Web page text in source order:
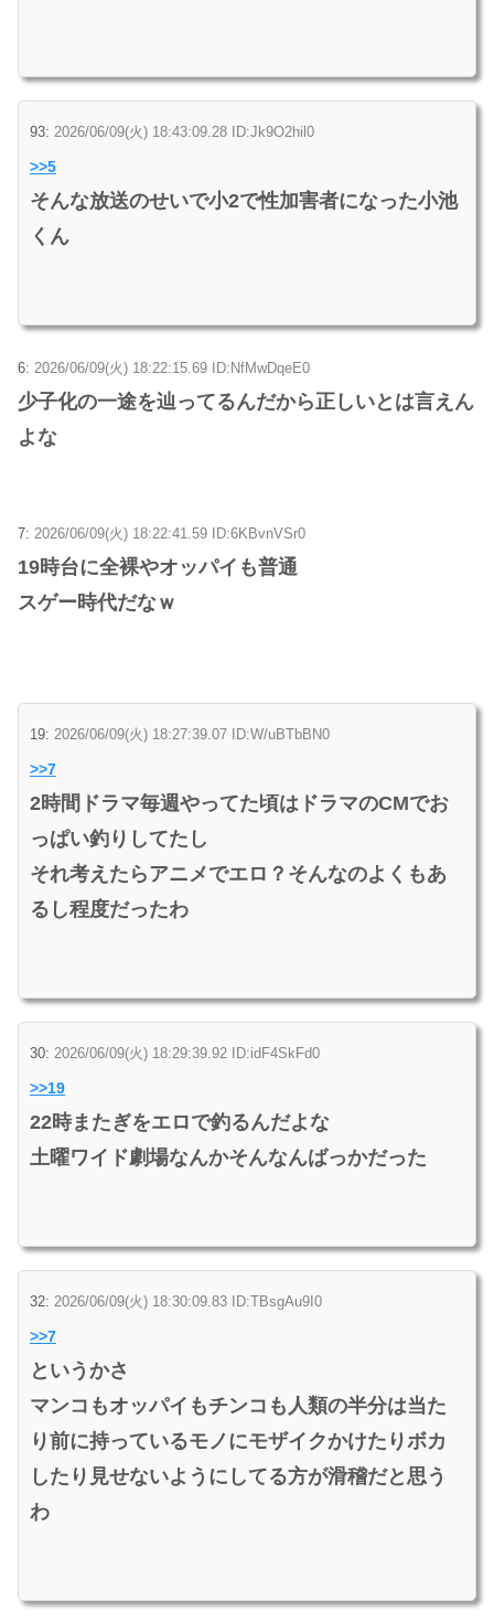
93: 2026/06/09(火) 18:43:09.28 ID:Jk9O2hil0
>>5
そんな放送のせいで小2で性加害者になった小池
くん
6: 2026/06/09(火) 18:22:15.69 ID:NfMwDqeE0
少子化の一途を辿ってるんだから正しいとは言えん
よな
7: 2026/06/09(火) 18:22:41.59 ID:6KBvnVSr0
19時台に全裸やオッパイも普通
スゲー時代だなｗ
19: 2026/06/09(火) 18:27:39.07 ID:W/uBTbBN0
>>7
2時間ドラマ毎週やってた頃はドラマのCMでお
っぱい釣りしてたし
それ考えたらアニメでエロ？そんなのよくもあ
るし程度だったわ
30: 2026/06/09(火) 18:29:39.92 ID:idF4SkFd0
>>19
22時またぎをエロで釣るんだよな
土曜ワイド劇場なんかそんなんばっかだった
32: 2026/06/09(火) 18:30:09.83 ID:TBsgAu9I0
>>7
というかさ
マンコもオッパイもチンコも人類の半分は当た
り前に持っているモノにモザイクかけたりボカ
したり見せないようにしてる方が滑稽だと思う
わ